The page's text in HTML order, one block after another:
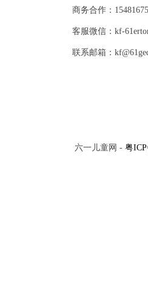
商务合作：
客服微信：kf-
联系邮箱：
六一儿童网 - 粤ICP